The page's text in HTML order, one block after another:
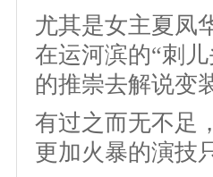
尤其是女主夏凤
在运河滨的“刺
的推崇去解说变
有过之而无不足
更加火暴的演技